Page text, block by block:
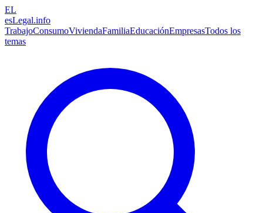
EL
esLegal.info
TrabajoConsumoViviendaFamiliaEducaciónEmpresasTodos los
temas